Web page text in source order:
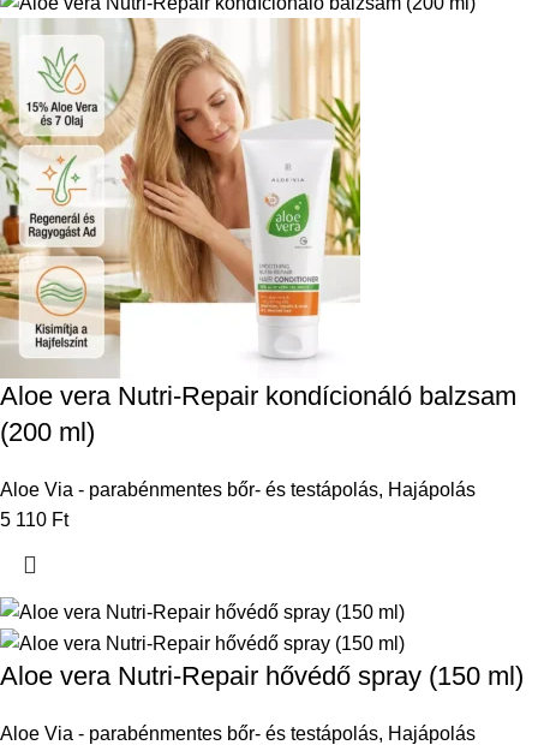
Aloe vera Nutri-Repair kondícionáló balzsam
(200 ml)
Aloe Via - parabénmentes bőr- és testápolás, Hajápolás
5 110 Ft
Aloe vera Nutri-Repair hővédő spray (150 ml)
Aloe Via - parabénmentes bőr- és testápolás, Hajápolás